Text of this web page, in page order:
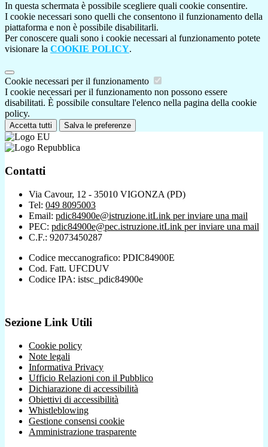
In questa schermata è possibile scegliere quali cookie consentire.
I cookie necessari sono quelli che consentono il funzionamento della
piattaforma e non è possibile disabilitarli.
Per conoscere quali sono i cookie necessari al funzionamento potete
visionare la COOKIE POLICY.
Cookie necessari per il funzionamento
I cookie necessari per il funzionamento non possono essere
disabilitati. È possibile consultare l'elenco nella pagina della cookie
policy.
Accetta tutti Salva le preferenze
Contatti
Via Cavour, 12 - 35010 VIGONZA (PD)
Tel: 049 8095003
Email: pdic84900e@istruzione.itLink per inviare una mail
PEC: pdic84900e@pec.istruzione.itLink per inviare una mail
C.F.: 92073450287
Codice meccanografico: PDIC84900E
Cod. Fatt. UFCDUV
Codice IPA: istsc_pdic84900e
Sezione Link Utili
Cookie policy
Note legali
Informativa Privacy
Ufficio Relazioni con il Pubblico
Dichiarazione di accessibilità
Obiettivi di accessibilità
Whistleblowing
Gestione consensi cookie
Amministrazione trasparente